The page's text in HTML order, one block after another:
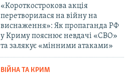
«Короткострокова акція
перетворилася на війну на
виснаження»: Як пропаганда РФ
у Криму пояснює невдачі «СВО»
та залякує «мінними атаками»
ВІЙНА ТА КРИМ